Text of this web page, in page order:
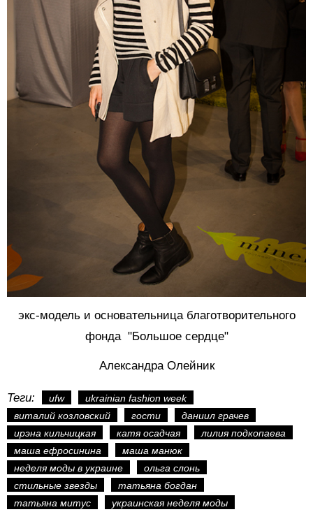
экс-модель и основательница благотворительного
фонда "Большое сердце"
Александра Олейник
Теги: ufw
ukrainian fashion week
виталий козловский
гости
даниил грачев
ирэна кильчицкая
катя осадчая
лилия подкопаева
маша ефросинина
маша манюк
неделя моды в украине
ольга слонь
стильные звезды
татьяна богдан
татьяна митус
украинская неделя моды